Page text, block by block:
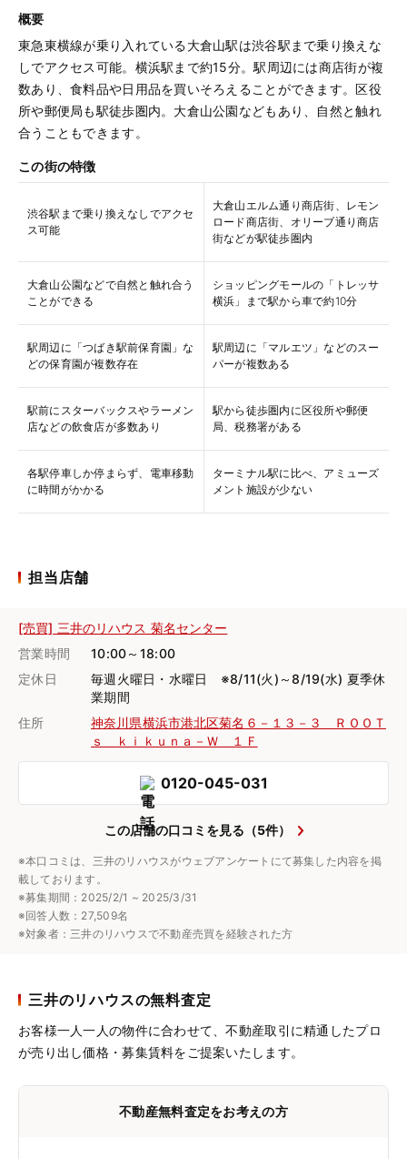
概要
東急東横線が乗り入れている大倉山駅は渋谷駅まで乗り換えな
しでアクセス可能。横浜駅まで約15分。駅周辺には商店街が複
数あり、食料品や日用品を買いそろえることができます。区役
所や郵便局も駅徒歩圏内。大倉山公園などもあり、自然と触れ
合うこともできます。
この街の特徴
渋谷駅まで乗り換えなしでアクセ
ス可能
大倉山エルム通り商店街、レモン
ロード商店街、オリーブ通り商店
街などが駅徒歩圏内
大倉山公園などで自然と触れ合う
ことができる
ショッピングモールの「トレッサ
横浜」まで駅から車で約10分
駅周辺に「つばき駅前保育園」な
どの保育園が複数存在
駅周辺に「マルエツ」などのスー
パーが複数ある
駅前にスターバックスやラーメン
店などの飲食店が多数あり
駅から徒歩圏内に区役所や郵便
局、税務署がある
各駅停車しか停まらず、電車移動
に時間がかかる
ターミナル駅に比べ、アミューズ
メント施設が少ない
担当店舗
[売買] 三井のリハウス 菊名センター
営業時間
10:00～18:00
定休日
毎週火曜日・水曜日 ※8/11(火)～8/19(水) 夏季休
業期間
住所
神奈川県横浜市港北区菊名６－１３－３ ＲＯＯＴ
ｓ ｋｉｋｕｎａ－Ｗ １Ｆ
0120-045-031
この店舗の口コミを見る（5件）
※本口コミは、三井のリハウスがウェブアンケートにて募集した内容を掲
載しております。
※募集期間：2025/2/1 ~ 2025/3/31
※回答人数：27,509名
※対象者：三井のリハウスで不動産売買を経験された方
三井のリハウスの無料査定
お客様一人一人の物件に合わせて、不動産取引に精通したプロ
が売り出し価格・募集賃料をご提案いたします。
不動産無料査定をお考えの方